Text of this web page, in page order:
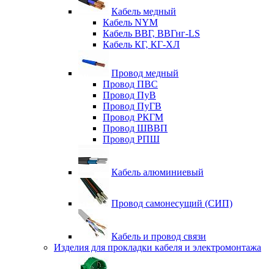
Кабель медный
Кабель NYM
Кабель ВВГ, ВВГнг-LS
Кабель КГ, КГ-ХЛ
Провод медный
Провод ПВС
Провод ПуВ
Провод ПуГВ
Провод РКГМ
Провод ШВВП
Провод РПШ
Кабель алюминиевый
Провод самонесущий (СИП)
Кабель и провод связи
Изделия для прокладки кабеля и электромонтажа